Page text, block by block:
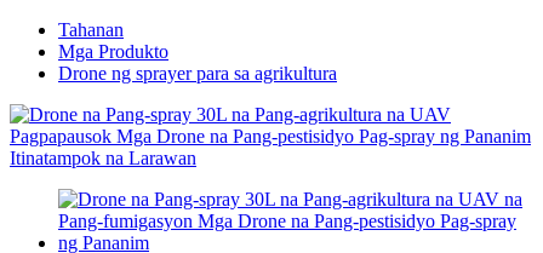
Tahanan
Mga Produkto
Drone ng sprayer para sa agrikultura